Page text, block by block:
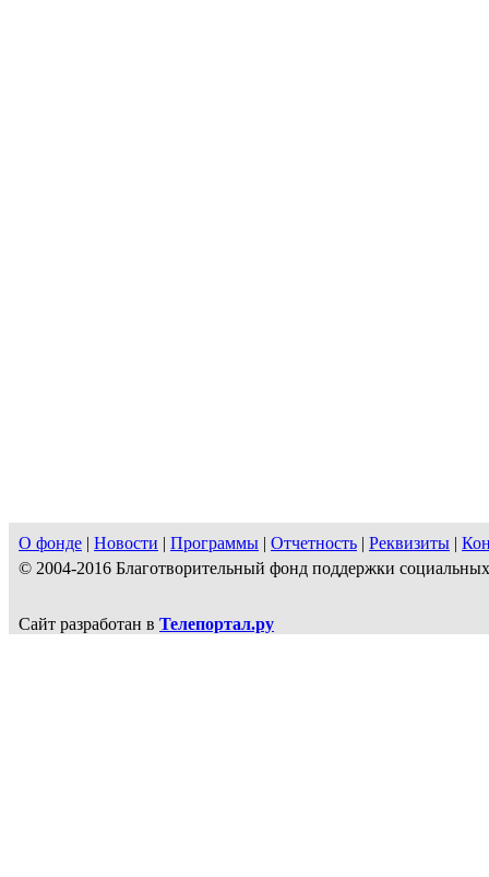
О фонде | Новости | Программы | Отчетность | Реквизиты |
© 2004-2016 Благотворительный фонд поддержки
Сайт разработан в Телепортал.ру